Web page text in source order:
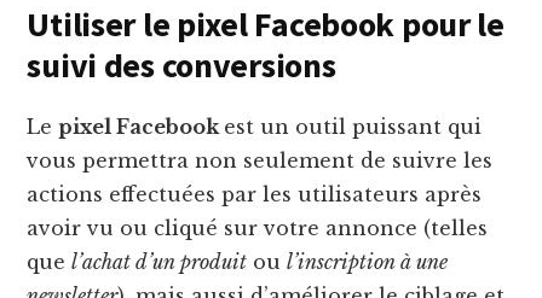
Utiliser le pixel Facebook pour le
suivi des conversions
Lepixel Facebook est un outil puissant qui
vous permettra non seulement de suivre les
actions effectuées par les utilisateurs après
avoir vu ou cliqué sur votre annonce (telles
quel’achat d’un produit oul’inscription à une